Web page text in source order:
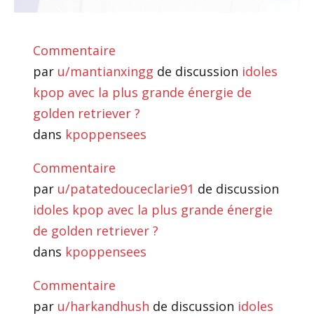
Commentaire
par u/mantianxingg de discussion idoles
kpop avec la plus grande énergie de
golden retriever ?
dans kpoppensees
Commentaire
par u/patatedouceclarie91 de discussion
idoles kpop avec la plus grande énergie
de golden retriever ?
dans kpoppensees
Commentaire
par u/harkandhush de discussion idoles